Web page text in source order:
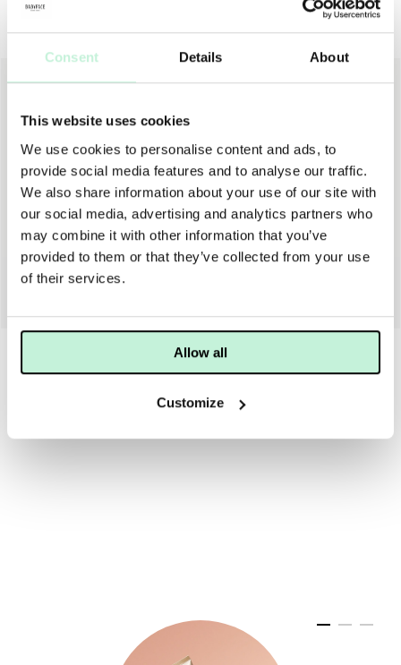
Consent Details About
This website uses cookies
We use cookies to personalise content and ads, to
provide social media features and to analyse our traffic.
We also share information about your use of our site with
our social media, advertising and analytics partners who
may combine it with other information that you’ve
provided to them or that they’ve collected from your use
of their services.
Allow all
Customize
Borstar & tillbehör
MARIA ÅKERBERG